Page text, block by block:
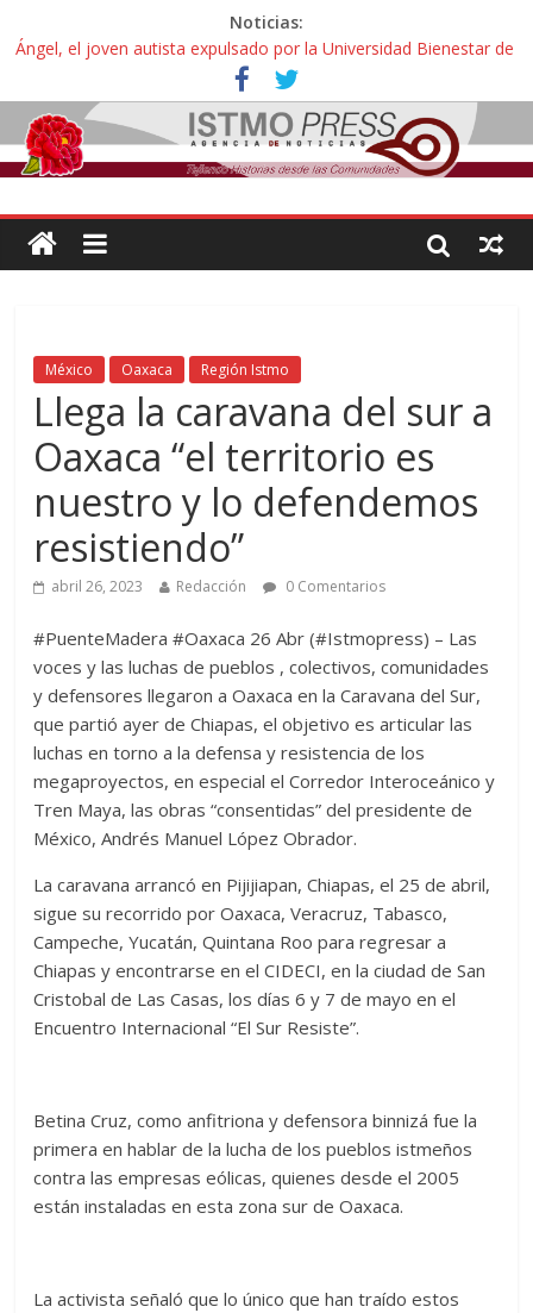
Noticias:
Ángel, el joven autista expulsado por la Universidad Bienestar de
Ixtepec, Oaxaca vuelve a las aulas tras amparo
Familiares de periodista Alejandro Leyva se reúnen con titular de
la SEGOB y exigen detener a los autores materiales e
intelectuales de su asesinato
Alertan pescadores de Juchitán, Oaxaca de nuevo despojo de su
Pescadores y comuneros ikoots detienen la extracción ilegal de
material pétreo de gravera Oyamel
México Oaxaca Región Istmo
Llega la caravana del sur a
Oaxaca “el territorio es
nuestro y lo defendemos
resistiendo”
abril 26, 2023 Redacción 0 Comentarios
#PuenteMadera #Oaxaca 26 Abr (#Istmopress) – Las
voces y las luchas de pueblos , colectivos, comunidades
y defensores llegaron a Oaxaca en la Caravana del Sur,
que partió ayer de Chiapas, el objetivo es articular las
luchas en torno a la defensa y resistencia de los
megaproyectos, en especial el Corredor Interoceánico y
Tren Maya, las obras “consentidas” del presidente de
México, Andrés Manuel López Obrador.
La caravana arrancó en Pijijiapan, Chiapas, el 25 de abril,
sigue su recorrido por Oaxaca, Veracruz, Tabasco,
Campeche, Yucatán, Quintana Roo para regresar a
Chiapas y encontrarse en el CIDECI, en la ciudad de San
Cristobal de Las Casas, los días 6 y 7 de mayo en el
Encuentro Internacional “El Sur Resiste”.
Betina Cruz, como anfitriona y defensora binnizá fue la
primera en hablar de la lucha de los pueblos istmeños
contra las empresas eólicas, quienes desde el 2005
están instaladas en esta zona sur de Oaxaca.
La activista señaló que lo único que han traído estos